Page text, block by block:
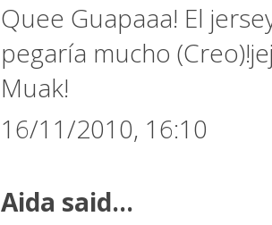
Quee Guapaaa! El
pegaría mucho
Muak!
16/11/2010, 16:10
Aida said...